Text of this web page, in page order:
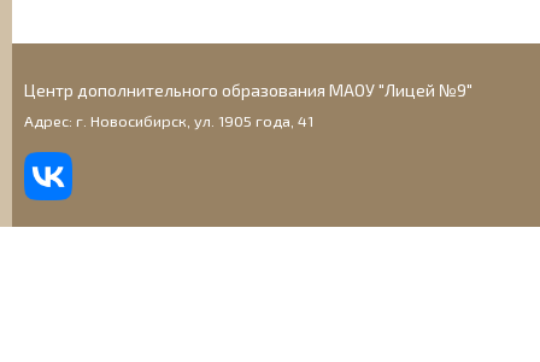
Центр дополнительного образования МАОУ "Лицей №9"
Адрес: г. Новосибирск, ул. 1905 года, 41